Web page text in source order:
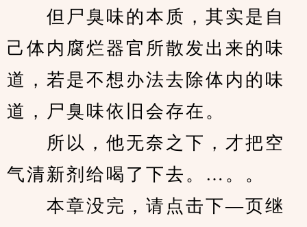
但尸臭味的本质，其实是自
己体内腐烂器官所散发出来的味
道，若是不想办法去除体内的味
道，尸臭味依旧会存在。
所以，他无奈之下，才把空
气清新剂给喝了下去。…。。
本章没完，请点击下—页继